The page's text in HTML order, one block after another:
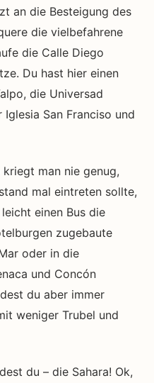
an die Besteigung des
die vielbefahrene
die Calle Diego
Du hast hier einen
die Universad
San Franciso und
man nie genug,
mal eintreten sollte,
einen Bus die
zugebaute
oder in die
und Concón
du aber immer
weniger Trubel und
du – die Sahara! Ok,